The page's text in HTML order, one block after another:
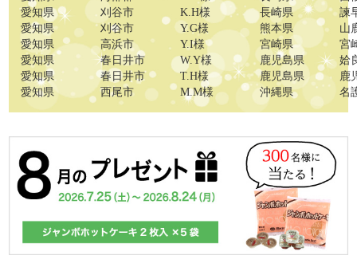
愛知県
愛知県
愛知県
愛知県
愛知県
愛知県
刈谷市
刈谷市
高浜市
春日井市
春日井市
西尾市
K.H様
Y.G様
Y.I様
W.Y様
T.H様
M.M様
長崎県
熊本県
宮崎県
鹿児島県
鹿児島県
沖縄県
諫
山
宮
姶
鹿
名